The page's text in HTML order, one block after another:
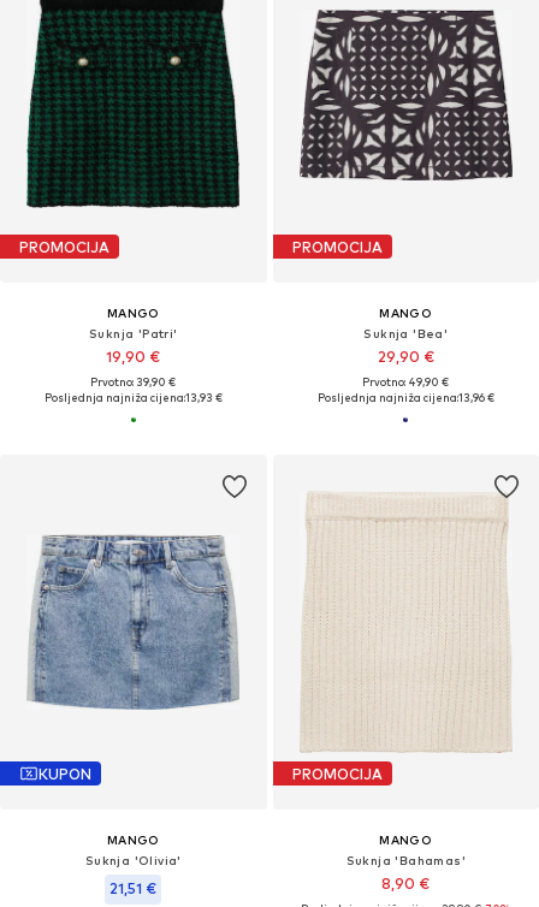
PROMOCIJA
MANGO
Suknja 'Patri'
19,90 €
Prvotno: 39,90 €
Posljednja najniža cijena:13,93 €
PROMOCIJA
MANGO
Suknja 'Bea'
29,90 €
Prvotno: 49,90 €
Posljednja najniža cijena:13,96 €
KUPON
MANGO
Suknja 'Olivia'
21,51 €
PROMOCIJA
MANGO
Suknja 'Bahamas'
8,90 €